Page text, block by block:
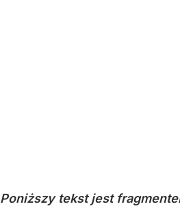
Poniższy tekst jest